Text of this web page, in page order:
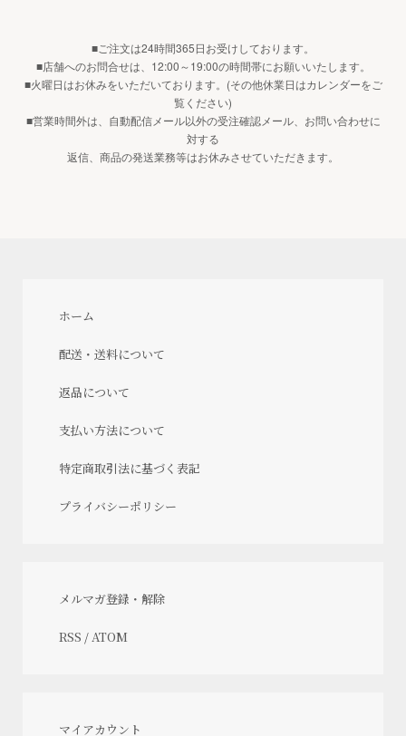
■ご注文は24時間365日お受けしております。
■店舗へのお問合せは、12:00～19:00の時間帯にお願いいたします。
■火曜日はお休みをいただいております。(その他休業日はカレンダーをご
覧ください)
■営業時間外は、自動配信メール以外の受注確認メール、お問い合わせに
対する
返信、商品の発送業務等はお休みさせていただきます。
ホーム
配送・送料について
返品について
支払い方法について
特定商取引法に基づく表記
プライバシーポリシー
メルマガ登録・解除
RSS / ATOM
マイアカウント